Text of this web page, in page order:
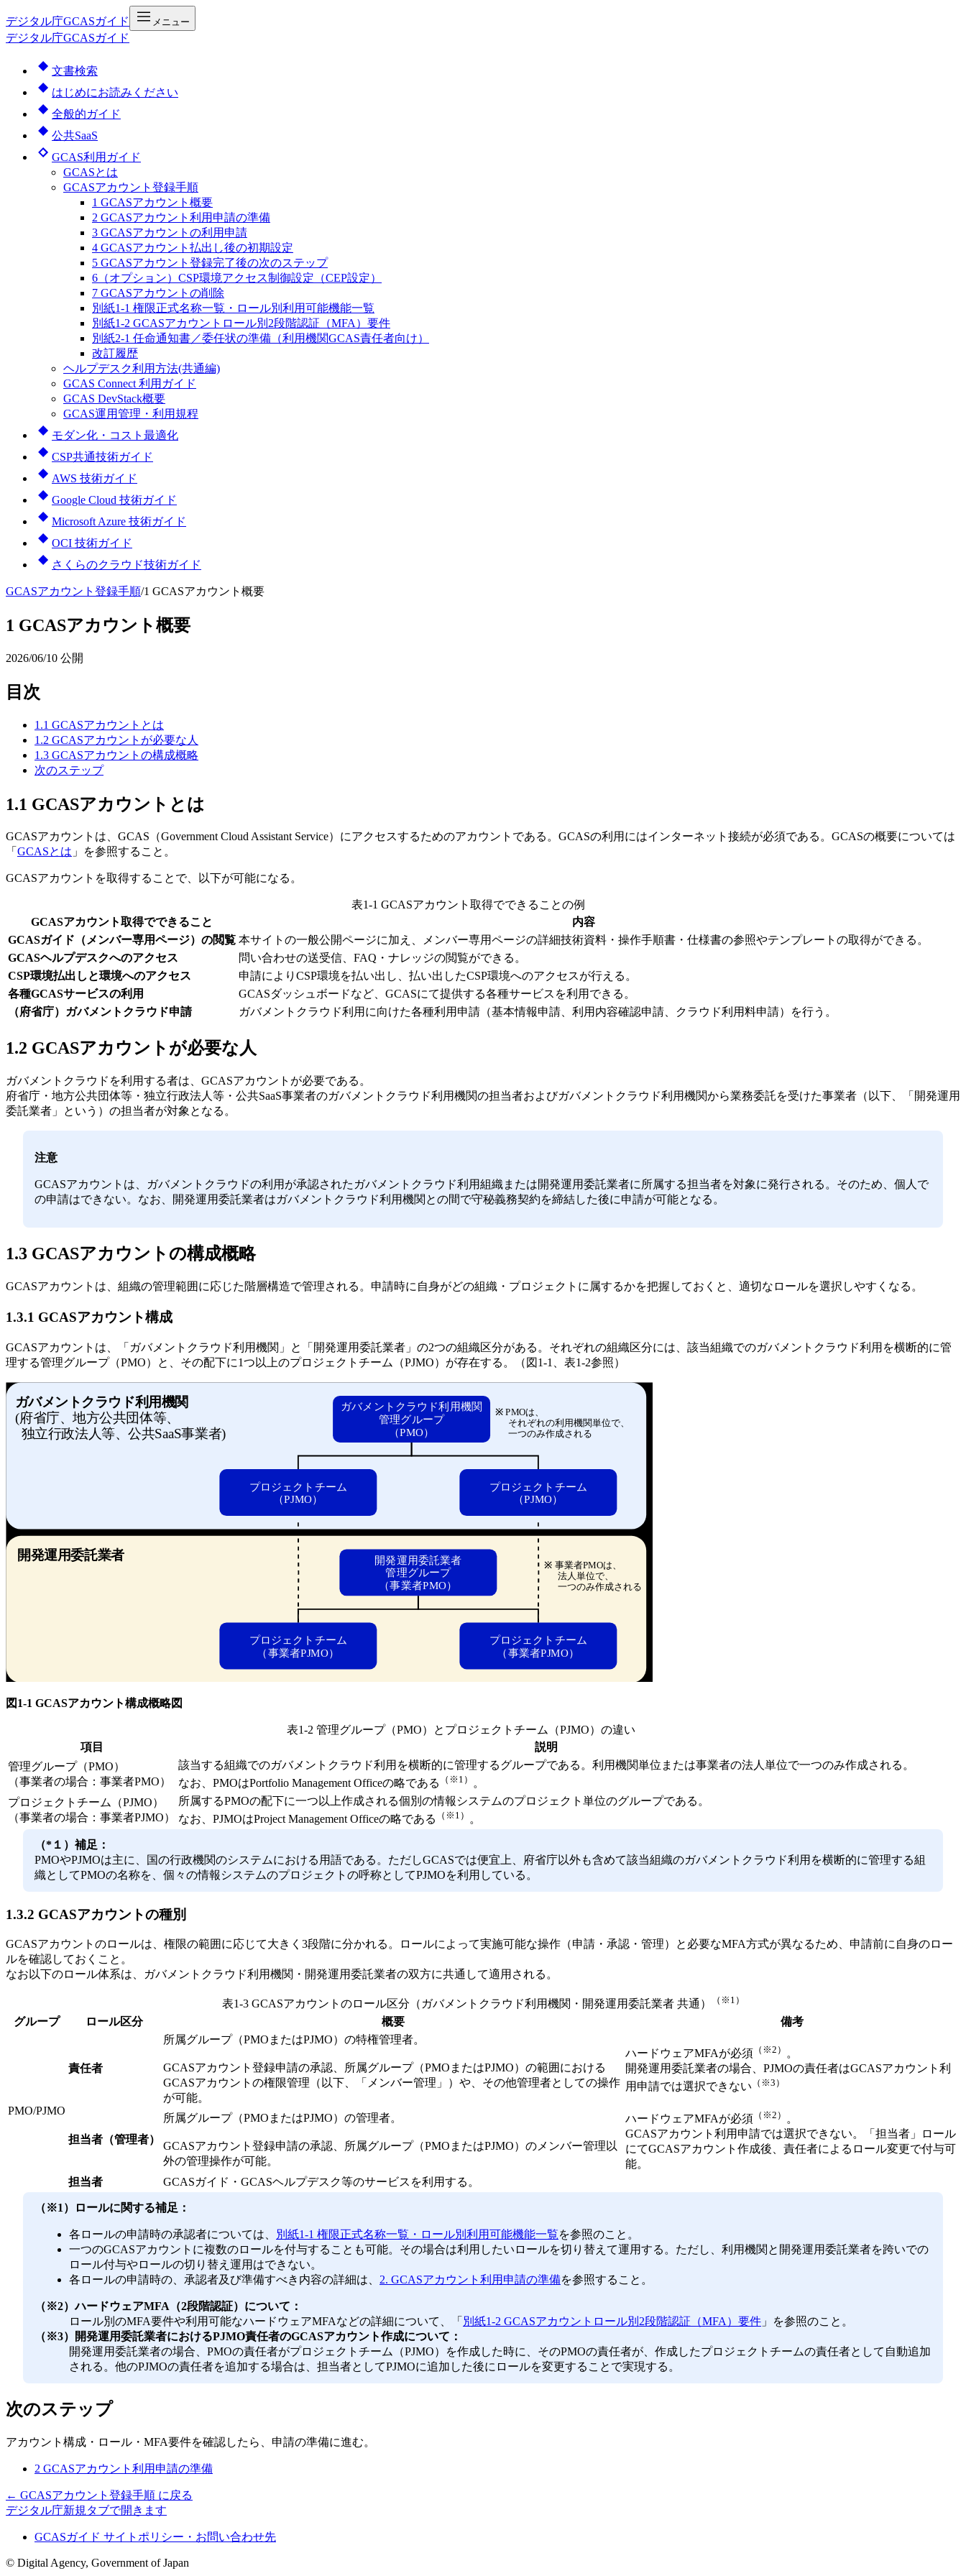
デジタル庁GCASガイド メニュー
デジタル庁GCASガイド
文書検索
はじめにお読みください
全般的ガイド
公共SaaS
GCAS利用ガイド
GCASとは
GCASアカウント登録手順
1 GCASアカウント概要
2 GCASアカウント利用申請の準備
3 GCASアカウントの利用申請
4 GCASアカウント払出し後の初期設定
5 GCASアカウント登録完了後の次のステップ
6（オプション）CSP環境アクセス制御設定（CEP設定）
7 GCASアカウントの削除
別紙1-1 権限正式名称一覧・ロール別利用可能機能一覧
別紙1-2 GCASアカウントロール別2段階認証（MFA）要件
別紙2-1 任命通知書／委任状の準備（利用機関GCAS責任者向け）
改訂履歴
ヘルプデスク利用方法(共通編)
GCAS Connect 利用ガイド
GCAS DevStack概要
GCAS運用管理・利用規程
モダン化・コスト最適化
CSP共通技術ガイド
AWS 技術ガイド
Google Cloud 技術ガイド
Microsoft Azure 技術ガイド
OCI 技術ガイド
さくらのクラウド技術ガイド
GCASアカウント登録手順/1 GCASアカウント概要
1 GCASアカウント概要
2026/06/10 公開
目次
1.1 GCASアカウントとは
1.2 GCASアカウントが必要な人
1.3 GCASアカウントの構成概略
次のステップ
1.1 GCASアカウントとは
GCASアカウントは、GCAS（Government Cloud Assistant Service）にアクセスするためのアカウントである。GCASの利用にはインターネット接続が必須である。GCASの概要については
「 GCASとは 」を参照すること。
GCASアカウントを取得することで、以下が可能になる。
表1-1 GCASアカウント取得でできることの例
GCASアカウント取得でできること
内容
GCASガイド（メンバー専用ページ）の閲覧 本サイトの一般公開ページに加え、メンバー専用ページの詳細技術資料・操作手順書・仕様書の参照やテンプレートの取得ができる。
GCASヘルプデスクへのアクセス
問い合わせの送受信、FAQ・ナレッジの閲覧ができる。
CSP環境払出しと環境へのアクセス
申請によりCSP環境を払い出し、払い出したCSP環境へのアクセスが行える。
各種GCASサービスの利用
GCASダッシュボードなど、GCASにて提供する各種サービスを利用できる。
（府省庁）ガバメントクラウド申請
ガバメントクラウド利用に向けた各種利用申請（基本情報申請、利用内容確認申請、クラウド利用料申請）を行う。
1.2 GCASアカウントが必要な人
ガバメントクラウドを利用する者は、GCASアカウントが必要である。
府省庁・地方公共団体等・独立行政法人等・公共SaaS事業者のガバメントクラウド利用機関の担当者およびガバメントクラウド利用機関から業務委託を受けた事業者（以下、「開発運用
委託業者」という）の担当者が対象となる。
注意
GCASアカウントは、ガバメントクラウドの利用が承認されたガバメントクラウド利用組織または開発運用委託業者に所属する担当者を対象に発行される。そのため、個人で
の申請はできない。なお、開発運用委託業者はガバメントクラウド利用機関との間で守秘義務契約を締結した後に申請が可能となる。
1.3 GCASアカウントの構成概略
GCASアカウントは、組織の管理範囲に応じた階層構造で管理される。申請時に自身がどの組織・プロジェクトに属するかを把握しておくと、適切なロールを選択しやすくなる。
1.3.1 GCASアカウント構成
GCASアカウントは、「ガバメントクラウド利用機関」と「開発運用委託業者」の2つの組織区分がある。それぞれの組織区分には、該当組織でのガバメントクラウド利用を横断的に管
理する管理グループ（PMO）と、その配下に1つ以上のプロジェクトチーム（PJMO）が存在する。（図1-1、表1-2参照）
図1-1 GCASアカウント構成概略図
表1-2 管理グループ（PMO）とプロジェクトチーム（PJMO）の違い
項目
説明
管理グループ（PMO）
（事業者の場合：事業者PMO）
該当する組織でのガバメントクラウド利用を横断的に管理するグループである。利用機関単位または事業者の法人単位で一つのみ作成される。
なお、PMOはPortfolio Management Officeの略である
（※1）
。
プロジェクトチーム（PJMO）
（事業者の場合：事業者PJMO）
所属するPMOの配下に一つ以上作成される個別の情報システムのプロジェクト単位のグループである。
なお、PJMOはProject Management Officeの略である
（※1） 。
（*１）補足：
PMOやPJMOは主に、国の行政機関のシステムにおける用語である。ただしGCASでは便宜上、府省庁以外も含めて該当組織のガバメントクラウド利用を横断的に管理する組
織としてPMOの名称を、個々の情報システムのプロジェクトの呼称としてPJMOを利用している。
1.3.2 GCASアカウントの種別
GCASアカウントのロールは、権限の範囲に応じて大きく3段階に分かれる。ロールによって実施可能な操作（申請・承認・管理）と必要なMFA方式が異なるため、申請前に自身のロー
ルを確認しておくこと。
なお以下のロール体系は、ガバメントクラウド利用機関・開発運用委託業者の双方に共通して適用される。
表1-3 GCASアカウントのロール区分（ガバメントクラウド利用機関・開発運用委託業者 共通） （※1）
グループ ロール区分 概要 備考
PMO/PJMO
責任者
所属グループ（PMOまたはPJMO）の特権管理者。
GCASアカウント登録申請の承認、所属グループ（PMOまたはPJMO）の範囲における
GCASアカウントの権限管理（以下、「メンバー管理」）や、その他管理者としての操作
が可能。
ハードウェアMFAが必須 （※2）
。
開発運用委託業者の場合、PJMOの責任者はGCASアカウント利
用申請では選択できない （※3）
担当者（管理者）
所属グループ（PMOまたはPJMO）の管理者。
GCASアカウント登録申請の承認、所属グループ（PMOまたはPJMO）のメンバー管理以
外の管理操作が可能。
ハードウェアMFAが必須 （※2）
。
GCASアカウント利用申請では選択できない。「担当者」ロール
にてGCASアカウント作成後、責任者によるロール変更で付与可
能。
担当者
GCASガイド・GCASヘルプデスク等のサービスを利用する。
（※1）ロールに関する補足：
各ロールの申請時の承認者については、 別紙1-1 権限正式名称一覧・ロール別利用可能機能一覧を参照のこと。
一つのGCASアカウントに複数のロールを付与することも可能。その場合は利用したいロールを切り替えて運用する。ただし、利用機関と開発運用委託業者を跨いでの
ロール付与やロールの切り替え運用はできない。
各ロールの申請時の、承認者及び準備すべき内容の詳細は、 2. GCASアカウント利用申請の準備を参照すること。
（※2）ハードウェアMFA（2段階認証）について：
ロール別のMFA要件や利用可能なハードウェアMFAなどの詳細について、「 別紙1-2 GCASアカウントロール別2段階認証（MFA）要件 」を参照のこと。
（※3）開発運用委託業者におけるPJMO責任者のGCASアカウント作成について：
開発運用委託業者の場合、PMOの責任者がプロジェクトチーム（PJMO）を作成した時に、そのPMOの責任者が、作成したプロジェクトチームの責任者として自動追加
される。他のPJMOの責任者を追加する場合は、担当者としてPJMOに追加した後にロールを変更することで実現する。
次のステップ
アカウント構成・ロール・MFA要件を確認したら、申請の準備に進む。
2 GCASアカウント利用申請の準備
← GCASアカウント登録手順 に戻る
デジタル庁新規タブで開きます
GCASガイド サイトポリシー・お問い合わせ先
© Digital Agency, Government of Japan